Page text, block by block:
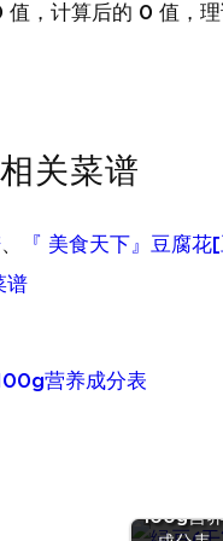
值，计算后的 0 值，
关菜谱
、
『 美食天下』豆腐
谱
营养成分表
100g营